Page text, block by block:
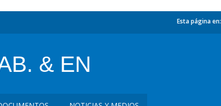
Esta página en:
& EN